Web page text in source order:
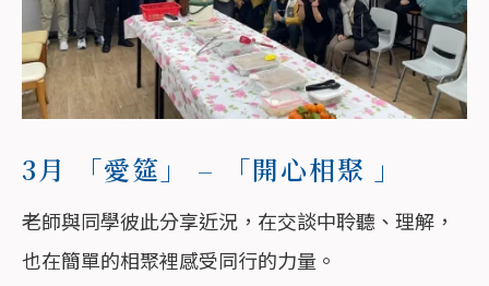
3月 「愛筵」 – 「開心相聚 」
老師與同學彼此分享近況，在交談中聆聽、理解，
也在簡單的相聚裡感受同行的力量。